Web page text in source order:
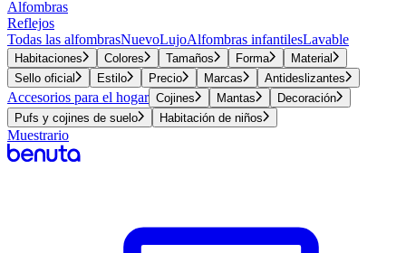
Alfombras
Reflejos
Todas las alfombrasNuevoLujoAlfombras infantilesLavable
Habitaciones Colores Tamaños Forma
Material
Sello oficial
Estilo Precio Marcas Antideslizantes
Accesorios para el hogar Cojines Mantas
Decoración
Pufs y cojines de suelo
Habitación de niños
Muestrario